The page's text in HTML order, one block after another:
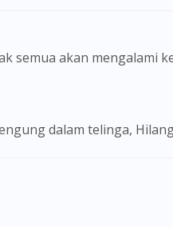
from Singapore
semua akan mengalami
dalam telinga,